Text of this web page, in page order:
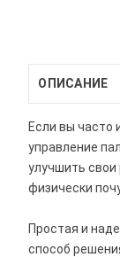
ОПИСАНИЕ
Если вы часто
управление
улучшить свои
физически
Простая и
способ